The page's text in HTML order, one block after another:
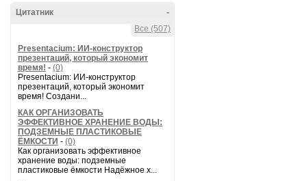
-
Цитатник
Все (507)
Presentacium: ИИ‑конструктор
презентаций, который экономит
время! - (0)
Presentacium: ИИ‑конструктор
презентаций, который экономит
время! Создани...
КАК ОРГАНИЗОВАТЬ
ЭФФЕКТИВНОЕ ХРАНЕНИЕ ВОДЫ:
ПОДЗЕМНЫЕ ПЛАСТИКОВЫЕ
ЁМКОСТИ - (0)
Как организовать эффективное
хранение воды: подземные
пластиковые ёмкости Надёжное х...